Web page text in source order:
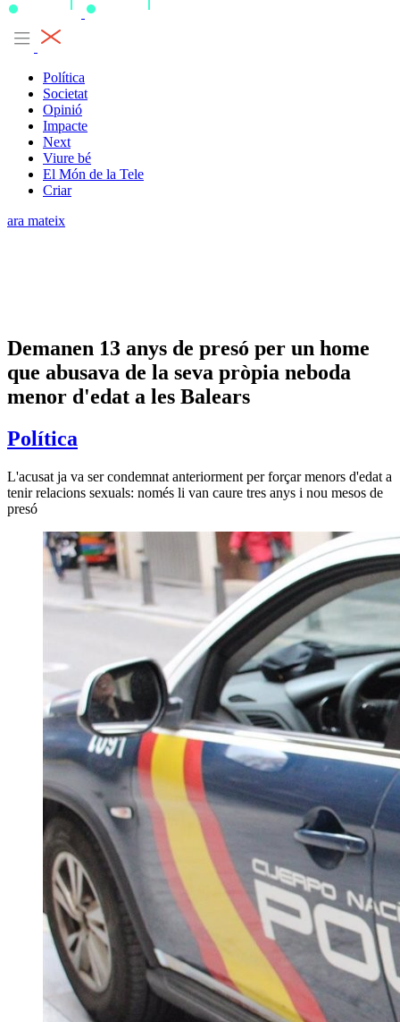
Política
Societat
Opinió
Impacte
Next
Viure bé
El Món de la Tele
Criar
ara mateix
Demanen 13 anys de presó per un home
que abusava de la seva pròpia neboda
menor d'edat a les Balears
Política
L'acusat ja va ser condemnat anteriorment per forçar menors d'edat a
tenir relacions sexuals: només li van caure tres anys i nou mesos de
presó